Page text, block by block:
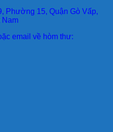
Phường 15, Quận Gò Vấp,
Nam
email về hòm thư: